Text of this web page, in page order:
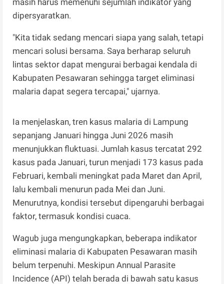
dipersyaratkan.
"Kita tidak sedang mencari siapa yang salah, tetapi
mencari solusi bersama. Saya berharap seluruh
lintas sektor dapat mengurai berbagai kendala di
Kabupaten Pesawaran sehingga target eliminasi
malaria dapat segera tercapai," ujarnya.
Ia menjelaskan, tren kasus malaria di Lampung
sepanjang Januari hingga Juni 2026 masih
menunjukkan fluktuasi. Jumlah kasus tercatat 292
kasus pada Januari, turun menjadi 173 kasus pada
Februari, kembali meningkat pada Maret dan April,
lalu kembali menurun pada Mei dan Juni.
Menurutnya, kondisi tersebut dipengaruhi berbagai
faktor, termasuk kondisi cuaca.
Wagub juga mengungkapkan, beberapa indikator
eliminasi malaria di Kabupaten Pesawaran masih
belum terpenuhi. Meskipun Annual Parasite
Incidence (API) telah berada di bawah satu kasus